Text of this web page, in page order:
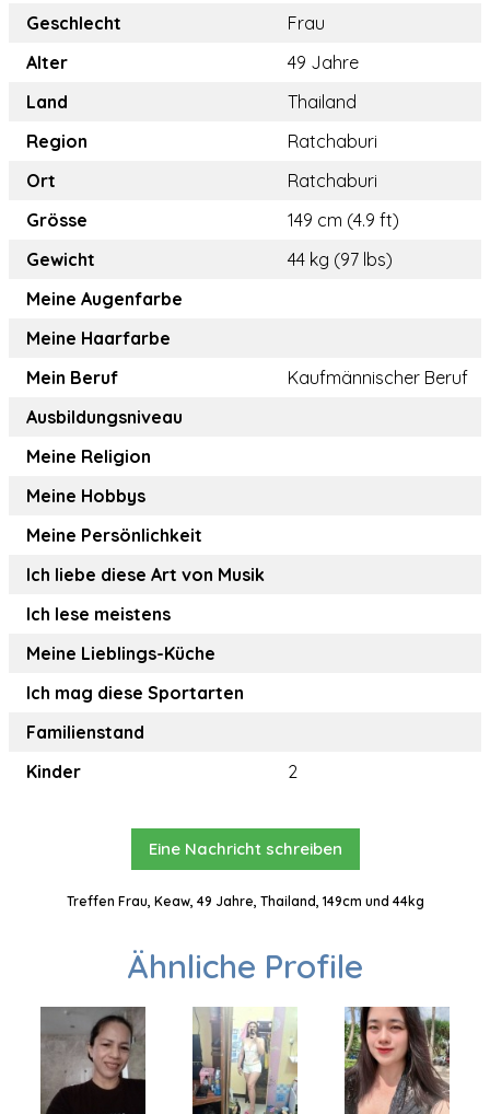
Geschlecht
Frau
Alter
49 Jahre
Land
Thailand
Region
Ratchaburi
Ort
Ratchaburi
Grösse
149 cm (4.9 ft)
Gewicht
44 kg (97 lbs)
Meine Augenfarbe
Meine Haarfarbe
Mein Beruf
Kaufmännischer Beruf
Ausbildungsniveau
Meine Religion
Meine Hobbys
Meine Persönlichkeit
Ich liebe diese Art von Musik
Ich lese meistens
Meine Lieblings-Küche
Ich mag diese Sportarten
Familienstand
Kinder
2
Eine Nachricht schreiben
Treffen Frau, Keaw, 49 Jahre, Thailand, 149cm und 44kg
Ähnliche Profile